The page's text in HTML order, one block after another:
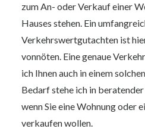
zum An- oder Verkauf einer
Hauses stehen. Ein
Verkehrswertgutachten ist
vonnöten. Eine genaue
ich Ihnen auch in einem
Bedarf stehe ich in
wenn Sie eine Wohnung oder
verkaufen wollen.